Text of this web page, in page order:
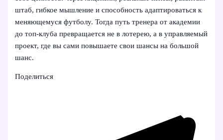
штаб, гибкое мышление и способность адаптироваться к
меняющемуся футболу. Тогда путь тренера от академии
до топ-клуба превращается не в лотерею, а в управляемый
проект, где вы сами повышаете свои шансы на большой
шанс.
Поделиться